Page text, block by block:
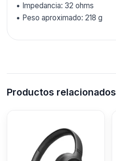
• Impedancia: 32 ohms
• Peso aproximado: 218 g
Productos relacionados